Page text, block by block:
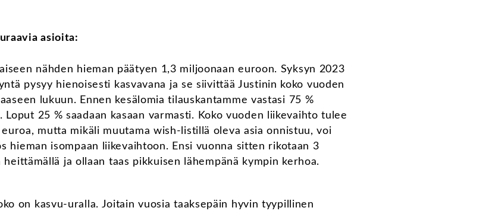
asioita:
nähden hieman päätyen 1,3 miljoonaan euroon. Syksyn 2023
pysyy hienoisesti kasvavana ja se siivittää Justinin koko vuoden
lukuun. Ennen kesälomia tilauskantamme vastasi 75 %
25 % saadaan kasaan varmasti. Koko vuoden liikevaihto tulee
mutta mikäli muutama wish-listillä oleva asia onnistuu, voi
hieman isompaan liikevaihtoon. Ensi vuonna sitten rikotaan 3
ja ollaan taas pikkuisen lähempänä kympin kerhoa.
on kasvu-uralla. Joitain vuosia taaksepäin hyvin tyypillinen